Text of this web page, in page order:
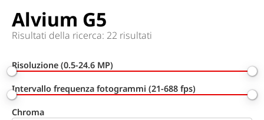
Alvium G5
Risultati della ricerca: 22 risultati
Risoluzione (0.5-24.6 MP)
Intervallo frequenza fotogrammi (21-688 fps)
Chroma